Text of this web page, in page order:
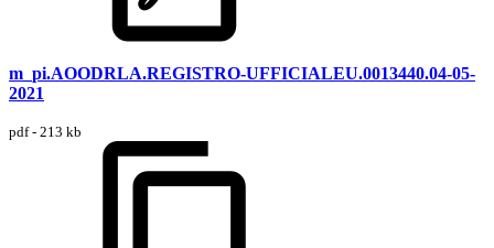
m_pi.AOODRLA.REGISTRO-UFFICIALEU.0013440.04-05-
2021
pdf - 213 kb